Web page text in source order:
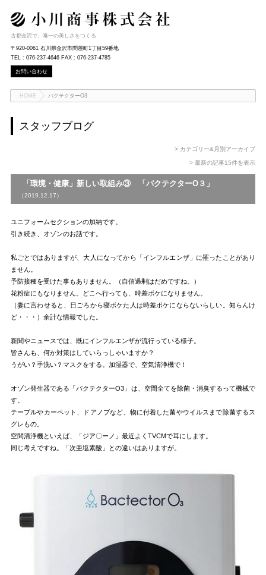
古都金沢で、唯一の美しさをつくる
〒920-0061 石川県金沢市問屋町1丁目59番地
TEL : 076-237-4646 FAX : 076-237-4785
お問い合わせ
HOME バクテクターO3
スタッフブログ
> カテゴリー&月別アーカイブ
> 最新の記事15件を表示
「環境・健康」新しい取組み③ 「バクテクターO３」
（2019.12.17）
ユニフォームセクションの加納です。
引き続き、オゾンのお話です。
私ごとではありますが、大人になってから「インフルエンザ」に罹ったことがあり
ません。
予防接種を受けた事もありません。（自信過剰はだめですね。）
花粉症にもなりません。どこへ行っても、時差ボケになりません。
（妻に言わせると、日ごろから寝ボケた人は時差ボケにならないらしい。知らんけ
ど・・・）余計な情報でした。
新聞やニュースでは、既にインフルエンザが流行っている様子。
皆さんも、何か対策はしていらっしゃいますか？
うがい？手洗い？マスクをする。加湿器で、空気清浄機で！
オゾン発生器である「バクテクターO3」は、空間全てを除菌・消臭するって機械で
す。
テーブルやカーペット、ドアノブなど、物に付着した菌やウイルスまで除菌するス
グレもの。
空間清浄機といえば、「ジア〇ーノ」最近よくTVCMで耳にします。
同じ考えですね。「次亜塩素酸」との違いはありますが。